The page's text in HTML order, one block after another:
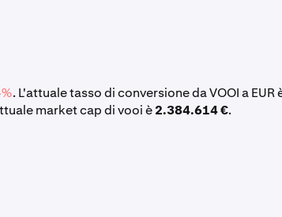
. L'attuale tasso di conversione da VOOI a EUR
market cap di vooi è2.384.614 €.